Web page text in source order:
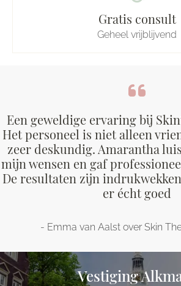
Gratis consult
Geheel vrijblijvend
Een geweldige ervaring bij
Het personeel is niet alleen
zeer deskundig. Amarantha
mijn wensen en gaf
De resultaten zijn
er écht goed
- Emma van Aalst over Skin
Vestiging